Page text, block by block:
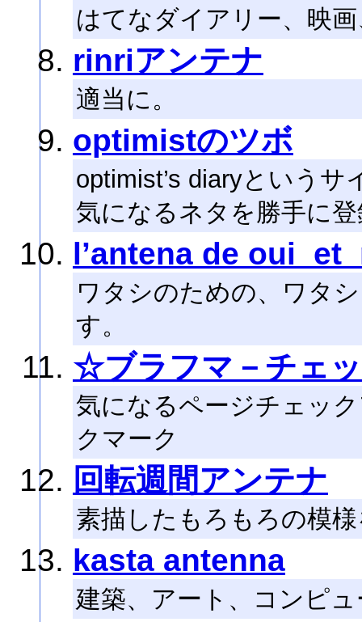
はてなダイアリー、映
rinriアンテナ
適当に。
optimistのツボ
optimist’s diaryというサ
気になるネタを勝手に
l’antena de
ワタシのための、ワタ
す。
☆ブラフマ－チェ
気になるページチェッ
クマーク
回転週間アンテナ
素描したもろもろの模
kasta antenna
建築、アート、コンピ